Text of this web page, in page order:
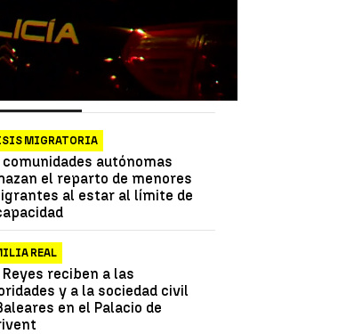
vistas Lo último
MIGRATORIA
comunidades autónomas
el reparto de menores
al estar al límite de
REAL
Reyes reciben a las
y a la sociedad civil
en el Palacio de